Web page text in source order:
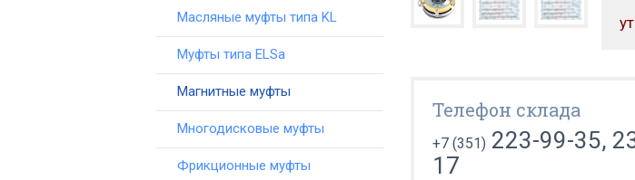
Масляные муфты типа KL
Муфты типа ELSa
Магнитные муфты
Многодисковые муфты
Фрикционные муфты
Телефон склада
+7 (351) 223-99-35,
17